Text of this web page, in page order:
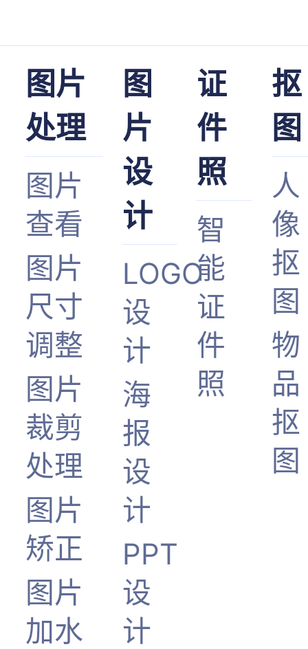
图片
处理
图片
查看
图片
尺寸
调整
图片
裁剪
处理
图片
矫正
图片
加水
图
片
设
计
LOGO
设
计
海
报
设
计
PPT
设
计
证
件
照
智
能
证
件
照
抠
图
人
像
抠
图
物
品
抠
图